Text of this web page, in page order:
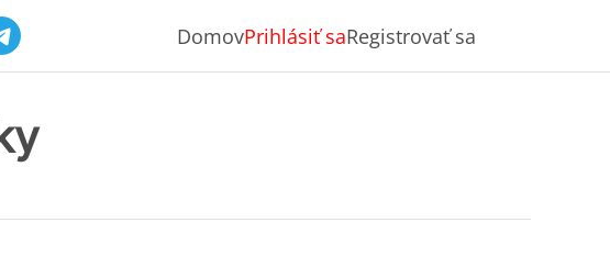
DomovPrihlásiť saRegistrovať sa